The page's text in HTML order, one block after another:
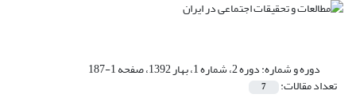
دوره و شماره:دوره 2، شماره 1، بهار 1392، صفحه 1-187
تعداد مقالات: 7